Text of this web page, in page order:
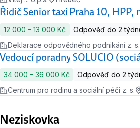
Řidič Senior taxi Praha 10,
12 000 ‍–‍ 13 000 Kč
Odpověď do 2
Deklarace odpovědného podnikání z. s.
Vedoucí poradny SOLUCIO
34 000 ‍–‍ 36 000 Kč Odpověď do 2
Centrum pro rodinu a sociální péči z. s.
Neziskovka